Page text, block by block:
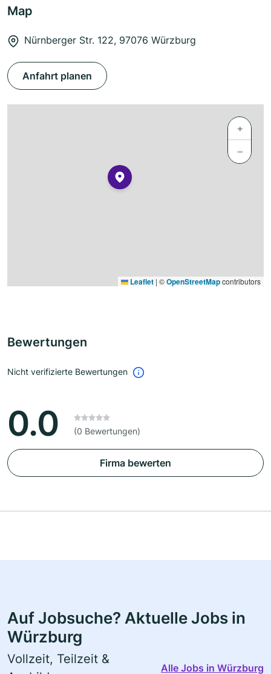
Map
Nürnberger Str. 122, 97076 Würzburg
Anfahrt planen
+
−
Leaflet | ©OpenStreetMapcontributors
Bewertungen
Nicht verifizierte Bewertungen
0.0 (0 Bewertungen)
Firma bewerten
Auf Jobsuche? Aktuelle Jobs in
Würzburg
Vollzeit, Teilzeit &
Alle Jobs in Würzburg